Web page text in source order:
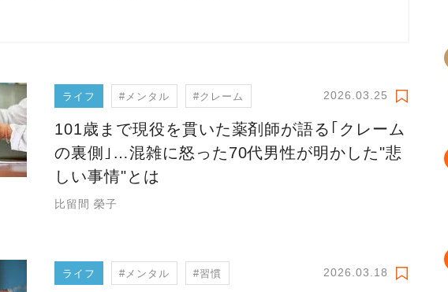
ライフ #メンタル #クレーム 2026.03.25
101歳まで現役を貫いた薬剤師が語る｢クレーム
の裏側｣…混雑に怒った70代男性が明かした"悲
しい事情"とは
比留間 榮子
ライフ #メンタル #習慣 2026.03.18